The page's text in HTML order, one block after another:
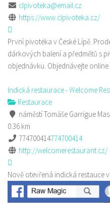
clpivoteka@email.cz
https://www.clpivoteka.cz/
První pivotéka v České Lípě.
dárkových balení a předmětů s
objednávku. Objednávejte
Indická restaurace - Welcome
Restaurace
náměstí Tomáše Garrigue
0.36 km
774700414774700414
http://welcomerestaurant.cz/
Nově otevřená indická restauce